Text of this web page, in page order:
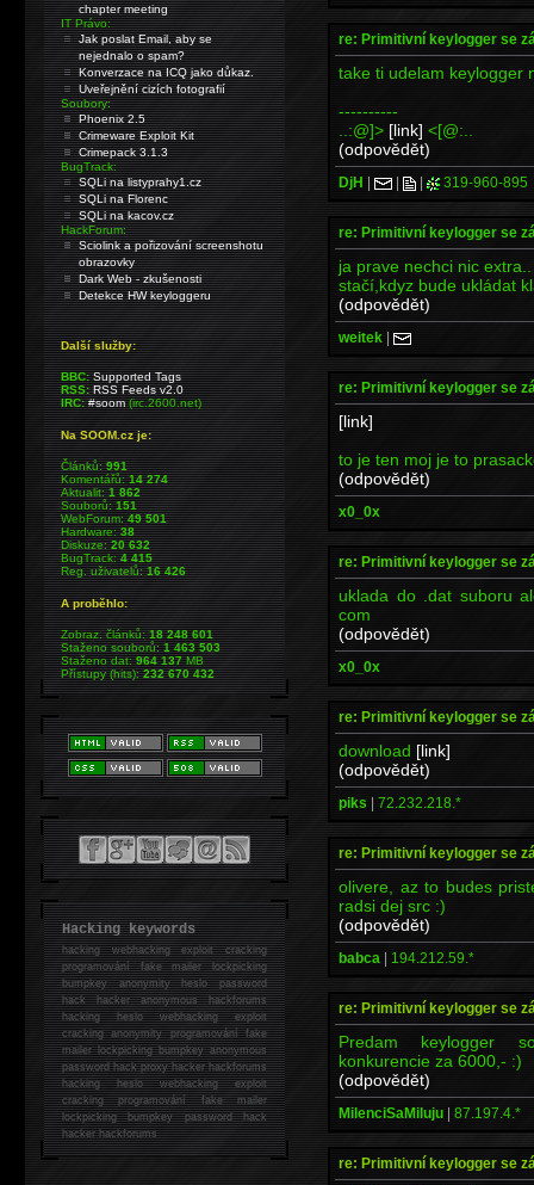
re: Primitivní keylogger se
take ti udelam keylogger
----------
..:@]> [link] <[@:..
(odpovědět)
DjH | | | 319-960-895
re: Primitivní keylogger se
ja prave nechci nic extra..
stačí,kdyz bude ukládat
(odpovědět)
weitek |
re: Primitivní keylogger se
[link]
to je ten moj je to
(odpovědět)
x0_0x
re: Primitivní keylogger se
uklada do .dat suboru
com
(odpovědět)
x0_0x
re: Primitivní keylogger se
download [link]
(odpovědět)
piks | 72.232.218.*
re: Primitivní keylogger se
olivere, az to budes
radsi dej src :)
(odpovědět)
babca | 194.212.59.*
re: Primitivní keylogger se
Predam keylogger
konkurencie za 6000,- :)
(odpovědět)
MilenciSaMiluju | 87.197.4.*
re: Primitivní keylogger se
chapter meeting
IT Právo:
Jak poslat Email, aby se
nejednalo o spam?
Konverzace na ICQ jako důkaz.
Uveřejnění cizích fotografií
Soubory:
Phoenix 2.5
Crimeware Exploit Kit
Crimepack 3.1.3
BugTrack:
SQLi na listyprahy1.cz
SQLi na Florenc
SQLi na kacov.cz
HackForum:
Sciolink a pořizování screenshotu
obrazovky
Dark Web - zkušenosti
Detekce HW keyloggeru
Další služby:
BBC: Supported Tags
RSS: RSS Feeds v2.0
IRC: #soom(irc.2600.net)
Na SOOM.cz je:
Článků:991
Komentářů:14 274
Aktualit:1 862
Souborů:151
WebForum:49 501
Hardware:38
Diskuze:20 632
BugTrack:4 415
Reg. uživatelů:16 426
A proběhlo:
Zobraz. článků:18 248 601
Staženo souborů:1 463 503
Staženo dat:964 137MB
Přístupy (hits):232 670 432
Hacking keywords
hackingwebhacking exploit cracking
programování fake mailer lockpicking
bumpkey anonymity heslo password
hackhacker anonymous hackforums
hackingheslo webhacking exploit
cracking anonymity programování fake
mailer lockpicking bumpkey anonymous
password hack proxy hacker hackforums
hacking heslo webhacking exploit
cracking programování fake mailer
lockpicking bumpkey password hack
hackerhackforums